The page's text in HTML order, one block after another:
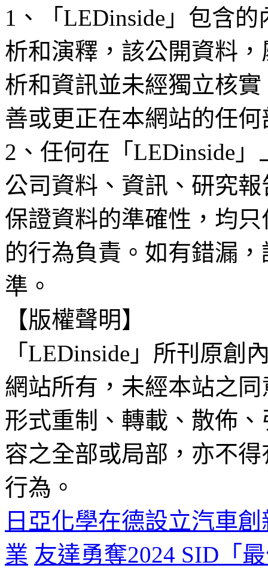
1、「LEDinside」包含
析和演釋，該公開資料
析和資訊並未經獨立核
善或更正在本網站的任
2、任何在「LEDinside
公司資料、資訊、研究
保證資料的準確性，均
的行為負責。如有錯漏
準。
【版權聲明】
「LEDinside」所刊原創
網站所有，未經本站之
形式重制、轉載、散佈
容之全部或局部，亦不
行為。
日亞化學在德設立汽車
業 友達勇奪2024 SID「